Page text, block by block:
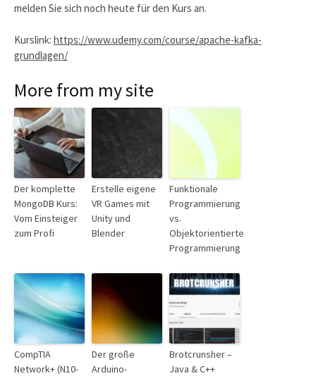
melden Sie sich noch heute für den Kurs an.
Kurslink: https://www.udemy.com/course/apache-kafka-
grundlagen/
More from my site
Der komplette
MongoDB Kurs:
Vom Einsteiger
zum Profi
Erstelle eigene
VR Games mit
Unity und
Blender
Funktionale
Programmierung
vs.
Objektorientierte
Programmierung
CompTIA
Network+ (N10-
Der große
Arduino-
Brotcrunsher –
Java & C++